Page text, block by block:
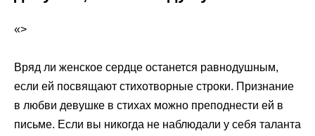
«>
Вряд ли женское сердце останется равнодушным,
если ей посвящают стихотворные строки. Признание
в любви девушке в стихах можно преподнести ей в
письме. Если вы никогда не наблюдали у себя таланта